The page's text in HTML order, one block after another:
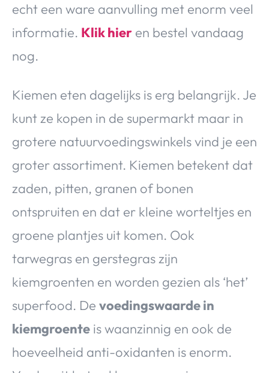
echt een ware aanvulling met enorm veel
informatie. Klik hier en bestel vandaag
nog.
Kiemen eten dagelijks is erg belangrijk. Je
kunt ze kopen in de supermarkt maar in
grotere natuurvoedingswinkels vind je een
groter assortiment. Kiemen betekent dat
zaden, pitten, granen of bonen
ontspruiten en dat er kleine worteltjes en
groene plantjes uit komen. Ook
tarwegras en gerstegras zijn
kiemgroenten en worden gezien als ‘het’
superfood. De voedingswaarde in
kiemgroente is waanzinnig en ook de
hoeveelheid anti-oxidanten is enorm.